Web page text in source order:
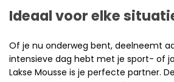
Ideaal voor elke
Of je nu onderweg bent, deelneemt
intensieve dag hebt met je sport- of
Lakse Mousse is je perfecte partner.